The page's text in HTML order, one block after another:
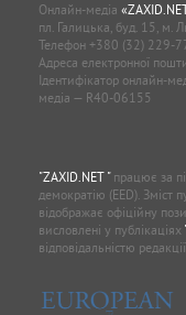
Онлайн-медіа
пл. Галицька, буд. 15, м.
Телефон +380 (32) 229-
Адреса електронної
Ідентифікатор онлайн-
медіа — R40-06155
"ZAXID.NET "працює за
демократію (EED). Зміст
відображає офіційну
висловлені у публікаціях
відповідальністю